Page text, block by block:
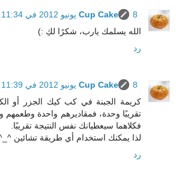
Cup Cake
8 يونيو 2012 في 11:34 ص
الله يسلمك يارب، شكرًا لكِ :)
رد
Cup Cake
8 يونيو 2012 في 11:39 ص
كريمة الجبنة في كب كيك الجزر أو
تقريبًا وحدة، فمقاديرهم واحدة وطعمهم
فكلاهما سيعطيانك نفس النتيجة تقريبًا.
لذا يمكنك استخدام أي طريقة تشائين
رد